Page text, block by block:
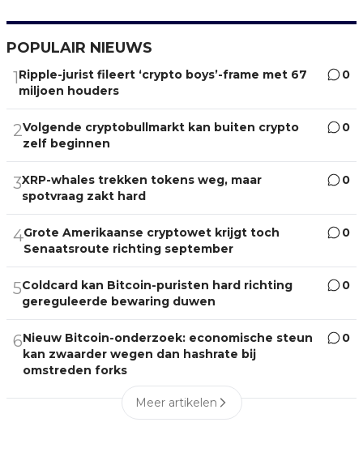
POPULAIR NIEUWS
1Ripple-jurist fileert ‘crypto boys’-frame met 67
miljoen houders
0
2Volgende cryptobullmarkt kan buiten crypto
zelf beginnen
0
3XRP-whales trekken tokens weg, maar
spotvraag zakt hard
0
4Grote Amerikaanse cryptowet krijgt toch
Senaatsroute richting september
0
5Coldcard kan Bitcoin-puristen hard richting
gereguleerde bewaring duwen
0
6Nieuw Bitcoin-onderzoek: economische steun
kan zwaarder wegen dan hashrate bij
omstreden forks
0
Meer artikelen